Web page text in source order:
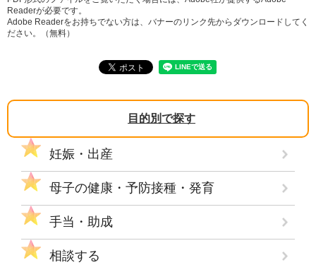
Readerが必要です。
Adobe Readerをお持ちでない方は、バナーのリンク先からダウンロードしてく
ださい。（無料）
目的別で探す
妊娠・出産
母子の健康・予防接種・発育
手当・助成
相談する